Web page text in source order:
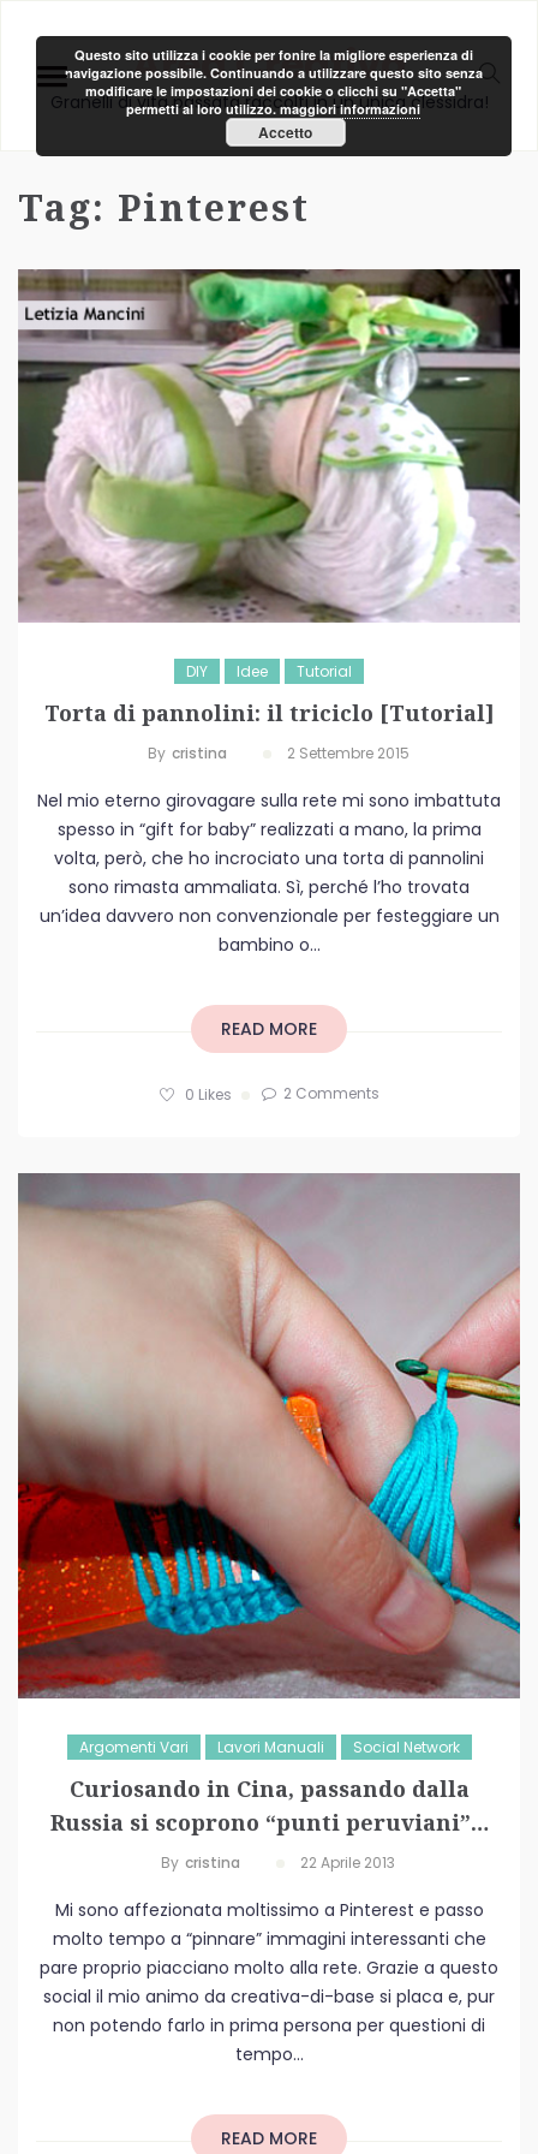
Area Creativa
Granelli di vita passata raccolti in un unica clessidra!
Tag: Pinterest
DIY Idee Tutorial
Torta di pannolini: il triciclo [Tutorial]
By Cristina 2 Settembre 2015
Nel mio eterno girovagare sulla rete mi sono imbattuta
spesso in “gift for baby” realizzati a mano, la prima
volta, però, che ho incrociato una torta di pannolini
sono rimasta ammaliata. Sì, perché l’ho trovata
un’idea davvero non convenzionale per festeggiare un
bambino o...
READ MORE
0 Likes 2 Comments
Argomenti Vari Lavori Manuali Social Network
Curiosando in Cina, passando dalla
Russia si scoprono “punti peruviani”…
By Cristina 22 Aprile 2013
Mi sono affezionata moltissimo a Pinterest e passo
molto tempo a “pinnare” immagini interessanti che
pare proprio piacciano molto alla rete. Grazie a questo
social il mio animo da creativa-di-base si placa e, pur
non potendo farlo in prima persona per questioni di
tempo...
READ MORE
Questo sito utilizza i cookie per fonire la migliore esperienza di
navigazione possibile. Continuando a utilizzare questo sito senza
modificare le impostazioni dei cookie o clicchi su "Accetta"
permetti al loro utilizzo.maggiori informazioni
Accetto